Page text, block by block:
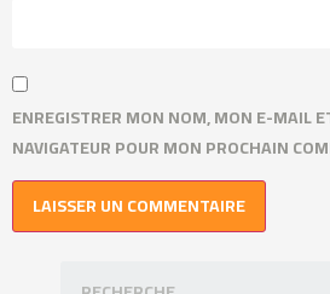
ENREGISTRER MON NOM, MON E-MAIL
NAVIGATEUR POUR MON PROCHAIN